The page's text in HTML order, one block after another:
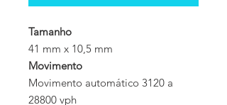
Tamanho
41 mm x 10,5 mm
Movimento
Movimento automático 3120 a
28800 vph